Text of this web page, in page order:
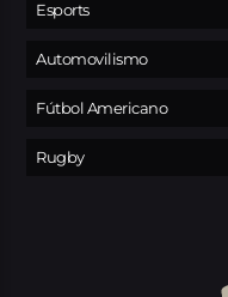
Esports
Automovilismo
Fútbol Americano
Rugby